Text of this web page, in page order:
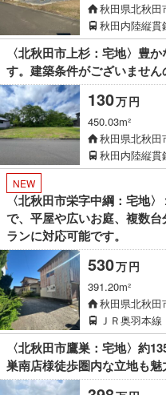
秋田県北秋田
秋田内陸縦貫
〈北秋田市上杉：宅地〉豊
す。建築条件がございません
130万円
450.03m²
秋田県北秋田
秋田内陸縦貫
NEW
〈北秋田市栄字中綱：宅地
で、平屋や広いお庭、複数
ランに対応可能です。
530万円
391.20m²
秋田県北秋田
ＪＲ奥羽本線
〈北秋田市鷹巣：宅地〉約
巣南店様徒歩圏内な立地も魅